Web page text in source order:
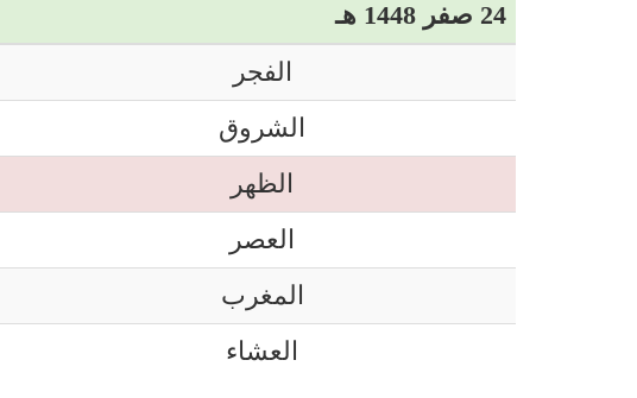
24 صفر 1448 هـ
الفجر
الشروق
الظهر
العصر
المغرب
العشاء